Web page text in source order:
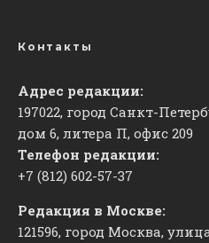
Контакты
Адрес редакции:
197022, город Санкт-
дом 6, литера П, офис 209
Телефон редакции:
+7 (812) 602-57-37
Редакция в Москве:
121596, город Москва,